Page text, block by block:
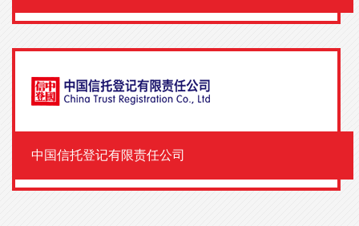
中国信托登记有限责任公司